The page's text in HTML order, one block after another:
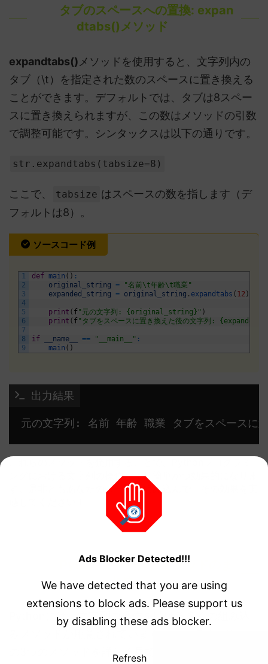
タブのスペースへの置換: expan
dtabs()メソッド
expandtabs()メソッドを使用すると、文字列内の
タブ（\t）を指定された数のスペースに置き換える
ことができます。デフォルトでは、タブは8スペー
スに置き換えられますが、この数はメソッドの引数
で調整可能です。シンタックスは以下の通りです。
str.expandtabs(tabsize=8)
ここで、 tabsize はスペースの数を指します（デ
フォルトは8）。
ソースコード例
1
2
3
4
5
6
7
8
9
def main ( ) :
original_string =
"名前\t年齢\t職業"
expanded_string = original_string . expandtabs ( 12 )
print ( f "元の文字列: {original_string}" )
print ( f "タブをスペースに置き換えた後の文字列:
if __name__ == "__main__" :
main ( )
出力結果
元の文字列: 名前 年齢 職業 タブをスペースに
ングにおける文字列の操作がより簡単かつ効果的になりま
す。是非ともあなたのコードに組み込んで、その効果を実
Python文字列操作メソッドのま
とめ
Pythonには、文字列の操作を助ける多くの組み込
の3つのメソッドを詳しく見てきました。
Ads Blocker Detected!!!
We have detected that you are using
extensions to block ads. Please support us
by disabling these ads blocker.
Refresh